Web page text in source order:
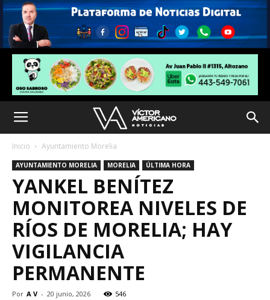
Inicio Ayuntamiento Morelia
AYUNTAMIENTO MORELIA MORELIA ÚLTIMA HORA
YANKEL BENÍTEZ
MONITOREA NIVELES DE
RÍOS DE MORELIA; HAY
VIGILANCIA
PERMANENTE
Por A V - 20 junio, 2026 546